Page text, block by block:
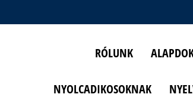
RÓLUNK
NYOLCADIKOSOKNAK